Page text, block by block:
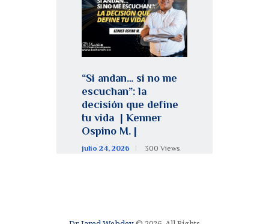
“Si andan… si no me
escuchan”: la
decisión que define
tu vida | Kenner
Ospino M. |
julio 24, 2026 300 Views